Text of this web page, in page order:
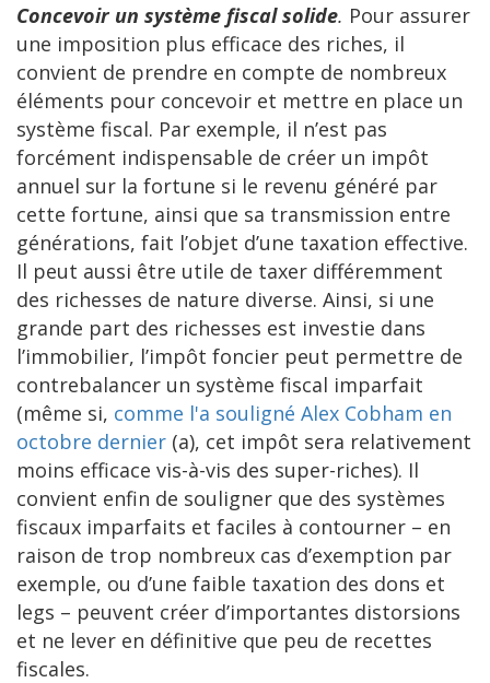
Concevoir un système fiscal solide. Pour assurer
une imposition plus efficace des riches, il
convient de prendre en compte de nombreux
éléments pour concevoir et mettre en place un
système fiscal. Par exemple, il n’est pas
forcément indispensable de créer un impôt
annuel sur la fortune si le revenu généré par
cette fortune, ainsi que sa transmission entre
générations, fait l’objet d’une taxation effective.
Il peut aussi être utile de taxer différemment
des richesses de nature diverse. Ainsi, si une
grande part des richesses est investie dans
l’immobilier, l’impôt foncier peut permettre de
contrebalancer un système fiscal imparfait
(même si, comme l'a souligné Alex Cobham en
octobre dernier (a), cet impôt sera relativement
moins efficace vis-à-vis des super-riches). Il
convient enfin de souligner que des systèmes
fiscaux imparfaits et faciles à contourner – en
raison de trop nombreux cas d’exemption par
exemple, ou d’une faible taxation des dons et
legs – peuvent créer d’importantes distorsions
et ne lever en définitive que peu de recettes
fiscales.